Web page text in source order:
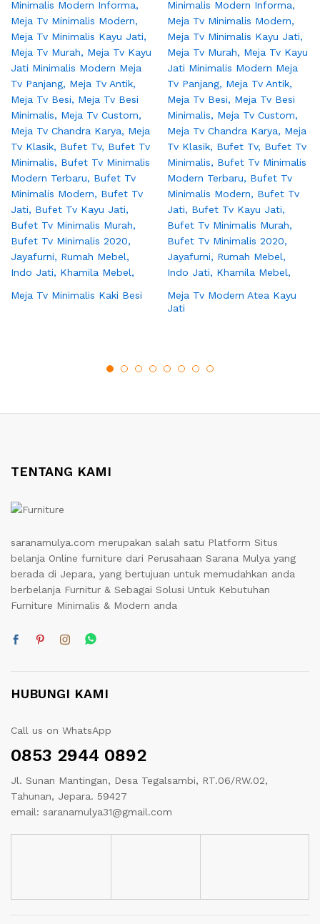
Meja Tv Minimalis Kaki Besi
Meja Tv Modern Atea Kayu
Jati
TENTANG KAMI
saranamulya.com merupakan salah satu Platform Situs
belanja Online furniture dari Perusahaan Sarana Mulya yang
berada di Jepara, yang bertujuan untuk memudahkan anda
berbelanja Furnitur & Sebagai Solusi Untuk Kebutuhan
Furniture Minimalis & Modern anda
HUBUNGI KAMI
Call us on WhatsApp
0853 2944 0892
Jl. Sunan Mantingan, Desa Tegalsambi, RT.06/RW.02,
Tahunan, Jepara. 59427
email: saranamulya31@gmail.com